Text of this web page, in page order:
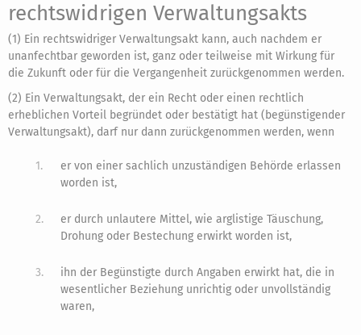
rechtswidrigen Verwaltungsakts
(1) Ein rechtswidriger Verwaltungsakt kann, auch nachdem er
unanfechtbar geworden ist, ganz oder teilweise mit Wirkung für
die Zukunft oder für die Vergangenheit zurückgenommen werden.
(2) Ein Verwaltungsakt, der ein Recht oder einen rechtlich
erheblichen Vorteil begründet oder bestätigt hat (begünstigender
Verwaltungsakt), darf nur dann zurückgenommen werden, wenn
1.
er von einer sachlich unzuständigen Behörde erlassen
worden ist,
2.
er durch unlautere Mittel, wie arglistige Täuschung,
Drohung oder Bestechung erwirkt worden ist,
3.
ihn der Begünstigte durch Angaben erwirkt hat, die in
wesentlicher Beziehung unrichtig oder unvollständig
waren,